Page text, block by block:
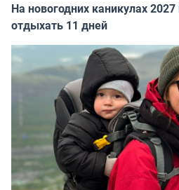
На новогодних каникулах
отдыхать 11 дней